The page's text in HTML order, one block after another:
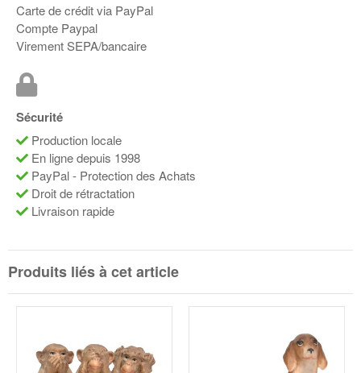
Carte de crédit via PayPal
Compte Paypal
Virement SEPA/bancaire
Sécurité
Production locale
En ligne depuis 1998
PayPal - Protection des Achats
Droit de rétractation
Livraison rapide
Produits liés à cet article